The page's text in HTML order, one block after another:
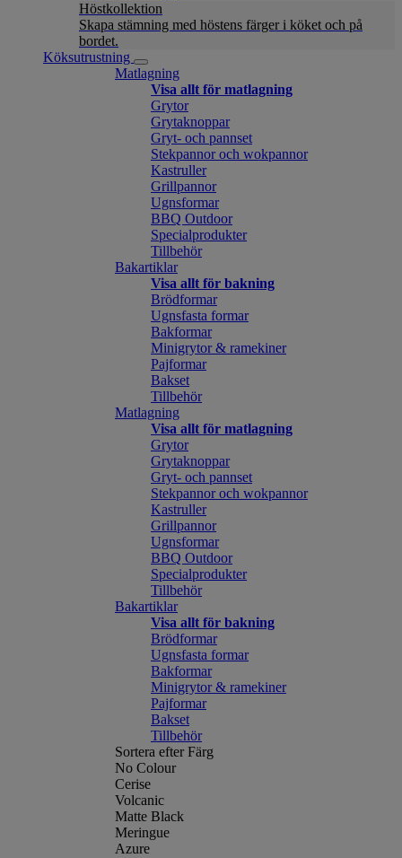
Höstkollektion
Skapa stämning med höstens färger i köket och på
bordet.
Köksutrustning
Matlagning
Visa allt för matlagning
Grytor
Grytaknoppar
Gryt- och pannset
Stekpannor och wokpannor
Kastruller
Grillpannor
Ugnsformar
BBQ Outdoor
Specialprodukter
Tillbehör
Bakartiklar
Visa allt för bakning
Brödformar
Ugnsfasta formar
Bakformar
Minigrytor & ramekiner
Pajformar
Bakset
Tillbehör
Matlagning
Visa allt för matlagning
Grytor
Grytaknoppar
Gryt- och pannset
Stekpannor och wokpannor
Kastruller
Grillpannor
Ugnsformar
BBQ Outdoor
Specialprodukter
Tillbehör
Bakartiklar
Visa allt för bakning
Brödformar
Ugnsfasta formar
Bakformar
Minigrytor & ramekiner
Pajformar
Bakset
Tillbehör
Sortera efter Färg
No Colour
Cerise
Volcanic
Matte Black
Meringue
Azure